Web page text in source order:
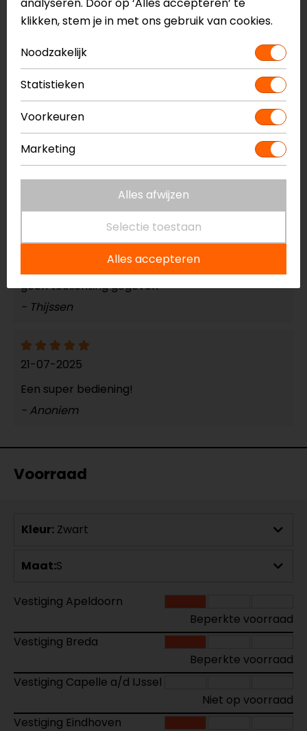
16-07-2026
geen toelichting gegeven
- Appelboom
16-07-2026
past goed en waait lekker door
geen toelichting gegeven
- Thijssen
21-07-2025
Een super bediening!
- Anoniem
Voorraad
Kleur: Zwart
Maat:S
Vestiging Apeldoorn
Beperkte voorraad
Vestiging Breda
Beperkte voorraad
Vestiging Capelle a/d IJssel
Niet op voorraad
Vestiging Eindhoven
klikken, stem je in met ons gebruik van cookies.
Noodzakelijk
Statistieken
Voorkeuren
Marketing
Alles afwijzen
Selectie toestaan
Alles accepteren